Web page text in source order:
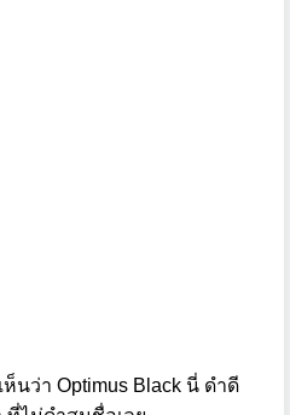
นว่า Optimus Black นี่ ดำดี